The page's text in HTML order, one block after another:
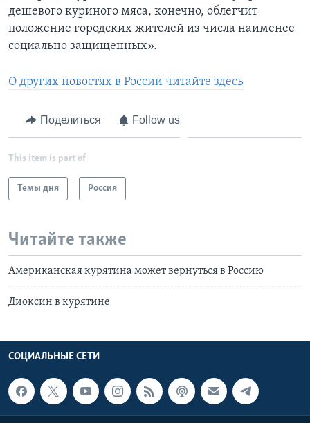
дешевого куриного мяса, конечно, облегчит
положение городских жителей из числа наименее
социально защищенных».
О других новостях в России читайте здесь
Поделиться Follow us
This item is part of
Темы дня Россия
Читайте также
Американская курятина может вернуться в Россию
Диоксин в курятине
СОЦИАЛЬНЫЕ СЕТИ